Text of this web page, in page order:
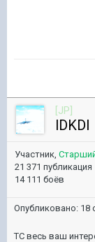
[JP]
lDKDl
Участник,
21 371 публикация
14 111 боёв
Опубликовано: 18
ТС весь ваш